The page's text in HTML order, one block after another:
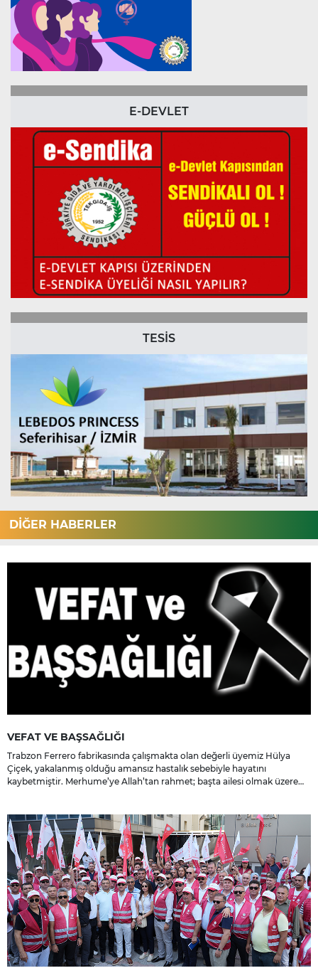
E-DEVLET
TESİS
DİĞER HABERLER
VEFAT VE BAŞSAĞLIĞI
Trabzon Ferrero fabrikasında çalışmakta olan değerli üyemiz Hülya
Çiçek, yakalanmış olduğu amansız hastalık sebebiyle hayatını
kaybetmiştir. Merhume’ye Allah’tan rahmet; başta ailesi olmak üzere